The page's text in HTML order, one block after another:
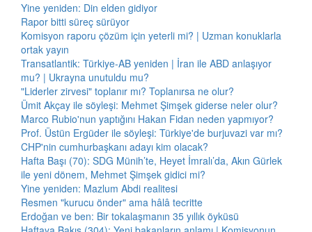
Yine yeniden: Din elden gidiyor
Rapor bitti süreç sürüyor
Komisyon raporu çözüm için yeterli mi? | Uzman konuklarla
ortak yayın
Transatlantik: Türkiye-AB yeniden | İran ile ABD anlaşıyor
mu? | Ukrayna unutuldu mu?
"Liderler zirvesi" toplanır mı? Toplanırsa ne olur?
Ümit Akçay ile söyleşi: Mehmet Şimşek giderse neler olur?
Marco Rubio'nun yaptığını Hakan Fidan neden yapmıyor?
Prof. Üstün Ergüder ile söyleşi: Türkiye'de burjuvazi var mı?
CHP'nin cumhurbaşkanı adayı kim olacak?
Hafta Başı (70): SDG Münih’te, Heyet İmralı’da, Akın Gürlek
ile yeni dönem, Mehmet Şimşek gidici mi?
Yine yeniden: Mazlum Abdi realitesi
Resmen "kurucu önder" ama hâlâ tecritte
Erdoğan ve ben: Bir tokalaşmanın 35 yıllık öyküsü